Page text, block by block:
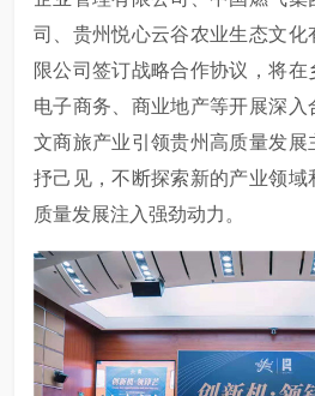
司、贵州悦心云谷农业生态文
限公司签订战略合作协议，将在
电子商务、商业地产等开展深入
文商旅产业引领贵州高质量发
抒己见，不断探索新的产业领
质量发展注入强劲动力。